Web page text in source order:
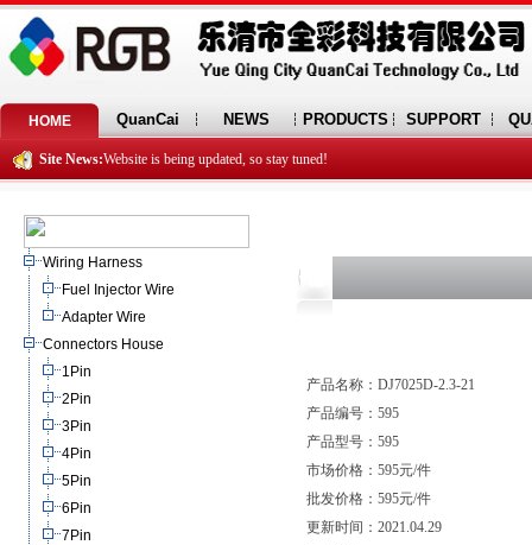
HOME QuanCai NEWS PRODUCTS SUPPORT
Site News:Website is being updated, so stay tuned!
Wiring Harness
Fuel Injector Wire
Adapter Wire
Connectors House
1Pin
2Pin
3Pin
4Pin
5Pin
6Pin
7Pin
产品名称：DJ7025D-2.3-21
产品编号：595
产品型号：595
市场价格：595元/件
批发价格：595元/件
更新时间：2021.04.29